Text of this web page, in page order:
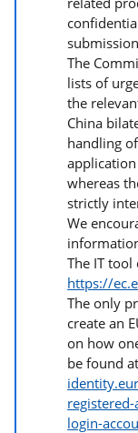
The
lists of
the
China
handling
whereas
strictly
We
The IT tool
https://
The only
create an
on how
be found at
login-